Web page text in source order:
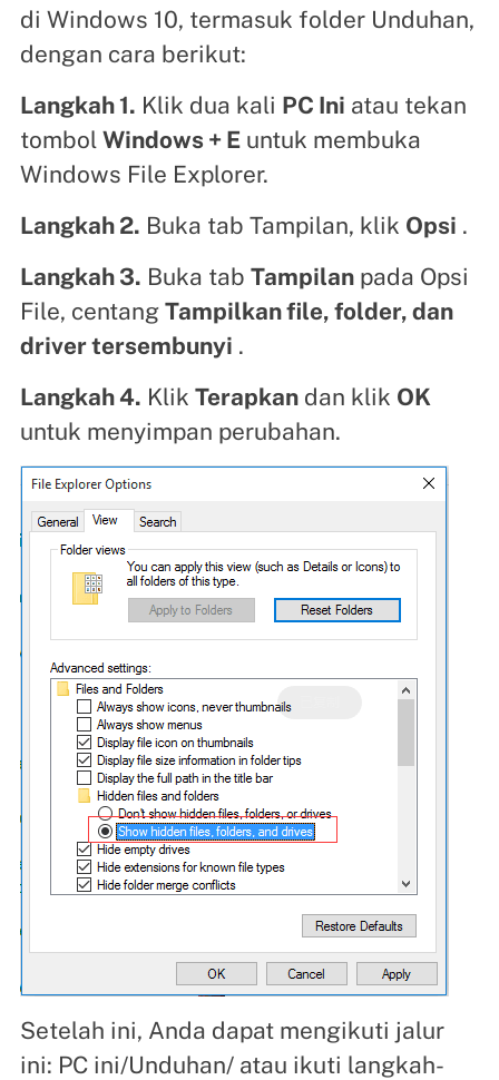
di Windows 10, termasuk folder Unduhan,
dengan cara berikut:
Langkah 1. Klik dua kali PC Ini atau tekan
tombol Windows + Euntuk membuka
Windows File Explorer.
Langkah 2. Buka tab Tampilan, klik Opsi .
Langkah 3. Buka tab Tampilanpada Opsi
File, centang Tampilkan file, folder, dan
driver tersembunyi .
Langkah 4. Klik Terapkandan klik OK
untuk menyimpan perubahan.
Setelah ini, Anda dapat mengikuti jalur
ini: PC ini/Unduhan/ atau ikuti langkah-